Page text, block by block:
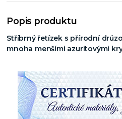
Popis produktu
Stříbrný řetízek s přírodní
mnoha menšími azuritovými